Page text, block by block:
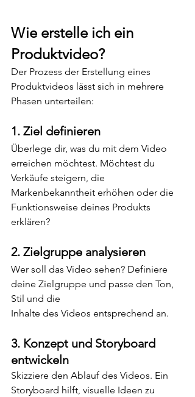
Wie erstelle ich ein
Produktvideo?
Der Prozess der Erstellung eines
Produktvideos lässt sich in mehrere
Phasen unterteilen:
1. Ziel definieren
Überlege dir, was du mit dem Video
erreichen möchtest. Möchtest du
Verkäufe steigern, die
Markenbekanntheit erhöhen oder die
Funktionsweise deines Produkts
erklären?
2. Zielgruppe analysieren
Wer soll das Video sehen? Definiere
deine Zielgruppe und passe den Ton,
Stil und die
Inhalte des Videos entsprechend an.
3. Konzept und Storyboard
entwickeln
Skizziere den Ablauf des Videos. Ein
Storyboard hilft, visuelle Ideen zu